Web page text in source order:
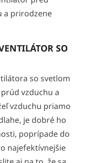
a prirodzene
SO
so svetlom
vzduchu a
vzduchu priamo
je dobré ho
poprípade do
najefektívnejšie